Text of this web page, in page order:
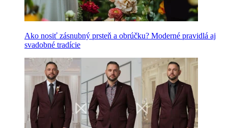
Ako nosiť zásnubný prsteň a obrúčku? Moderné pravidlá aj
svadobné tradície